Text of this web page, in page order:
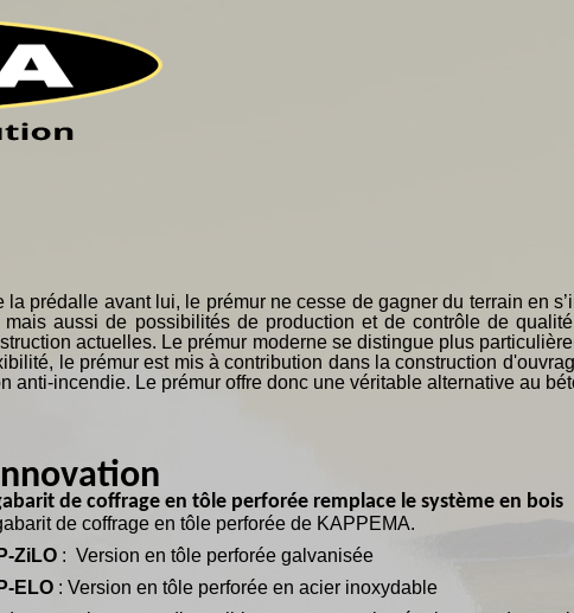
prédalle avant lui, le prémur ne cesse de gagner du terrain en
aussi de possibilités de production et de contrôle de
actuelles. Le prémur moderne se distingue plus
le prémur est mis à contribution dans la construction
incendie. Le prémur offre donc une véritable alternative au
de coffrage en tôle perforée remplace le système en bois
de coffrage en tôle perforée de KAPPEMA.
ZiLO : Version en tôle perforée galvanisée
ELO : Version en tôle perforée en acier inoxydable